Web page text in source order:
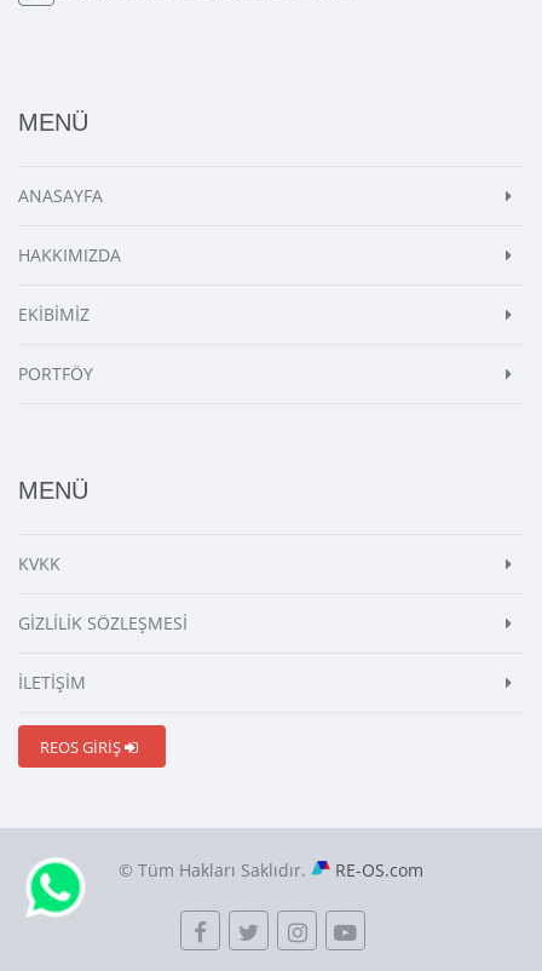
MENÜ
ANASAYFA
HAKKIMIZDA
EKİBİMİZ
PORTFÖY
MENÜ
KVKK
GİZLİLİK SÖZLEŞMESİ
İLETİŞİM
REOS GİRİŞ
© Tüm Hakları Saklıdır. RE-OS.com